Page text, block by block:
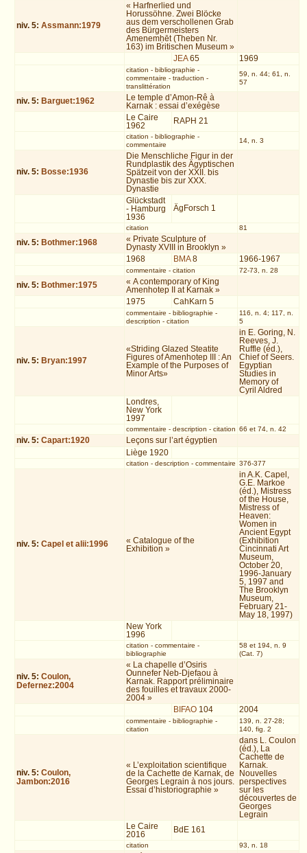
niv. 5:Assmann:1979
« Harfnerlied und
Horussöhne. Zwei Blöcke
aus dem verschollenen Grab
des Bürgermeisters
Amenemḥēt (Theben Nr.
163) im Britischen Museum »
JEA65 1969
citation - bibliographie -
commentaire - traduction -
translittération
59, n. 44; 61, n.
57
niv. 5: Barguet:1962
Le temple d’Amon-Rê à
Karnak : essai d’exégèse
Le Caire
1962
RAPH 21
citation - bibliographie -
commentaire
14, n. 3
niv. 5: Bosse:1936
Die Menschliche Figur in der
Rundplastik des Ägyptischen
Spätzeit von der XXII. bis
Dynastie bis zur XXX.
Dynastie
Glückstadt
- Hamburg
1936
ÄgForsch 1
citation 81
niv. 5: Bothmer:1968
« Private Sculpture of
Dynasty XVIII in Brooklyn »
1968
BMA8 1966-1967
commentaire - citation 72-73, n. 28
niv. 5: Bothmer:1975
« A contemporary of King
Amenhotep II at Karnak »
1975
CahKarn 5
commentaire - bibliographie -
description - citation
116, n. 4; 117, n.
5
niv. 5: Bryan:1997
«Striding Glazed Steatite
Figures of Amenhotep III : An
Example of the Purposes of
Minor Arts»
in E. Goring, N.
Reeves, J.
Ruffle (éd.),
Chief of Seers.
Egyptian
Studies in
Memory of
Cyril Aldred
Londres,
New York
1997
commentaire - description - citation 66 et 74, n. 42
niv. 5:Capart:1920
Leçons sur l’art égyptien
Liège 1920
citation - description - commentaire 376-377
niv. 5:Capel et alii:1996
« Catalogue of the
Exhibition »
in A.K. Capel,
G.E. Markoe
(éd.), Mistress
of the House,
Mistress of
Heaven:
Women in
Ancient Egypt
(Exhibition
Cincinnati Art
Museum,
October 20,
1996-January
5, 1997 and
The Brooklyn
Museum,
February 21-
May 18, 1997)
New York
1996
citation - commentaire -
bibliographie
58 et 194, n. 9
(Cat. 7)
niv. 5:Coulon,
Defernez:2004
« La chapelle d’Osiris
Ounnefer Neb-Djefaou à
Karnak. Rapport préliminaire
des fouilles et travaux 2000-
2004 »
BIFAO 104 2004
commentaire - bibliographie -
citation
139, n. 27-28;
140, fig. 2
niv. 5:Coulon,
Jambon:2016
« L’exploitation scientifique
de la Cachette de Karnak, de
Georges Legrain à nos jours.
Essai d’historiographie »
dans L. Coulon
(éd.), La
Cachette de
Karnak.
Nouvelles
perspectives
sur les
découvertes de
Georges
Legrain
Le Caire
2016
BdE 161
citation 93, n. 18